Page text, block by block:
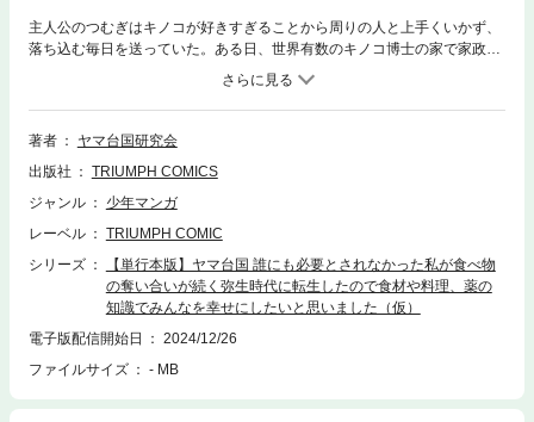
主人公のつむぎはキノコが好きすぎることから周りの人と上手くいかず、
落ち込む毎日を送っていた。ある日、世界有数のキノコ博士の家で家政婦
として働いていたが、冷蔵庫のキノコを食べた瞬間、弥生時代に転生して
著者
ヤマ台国研究会
出版社
TRIUMPH COMICS
ジャンル
少年マンガ
レーベル
TRIUMPH COMIC
シリーズ
【単行本版】ヤマ台国 誰にも必要とされなかった私が食べ物
の奪い合いが続く弥生時代に転生したので食材や料理、薬の
知識でみんなを幸せにしたいと思いました（仮）
電子版配信開始日
2024/12/26
ファイルサイズ
- MB